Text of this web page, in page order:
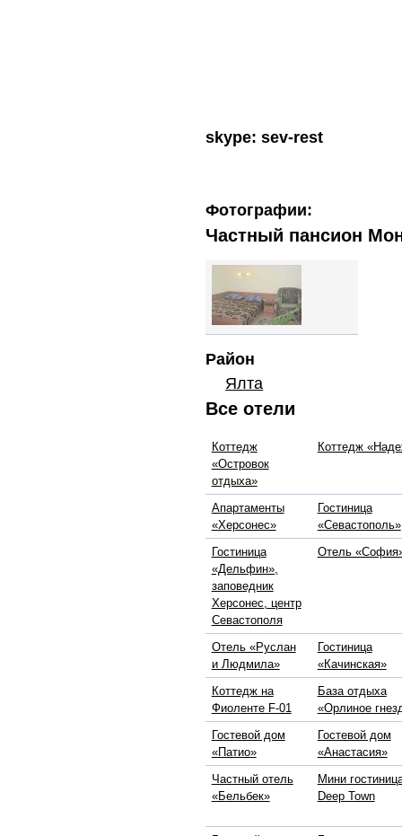
skype: sev-rest
Фотографии:
Частный пансион
Район
Ялта
Все отели
Коттедж
«Островок
отдыха»
Коттедж
Апартаменты
«Херсонес»
Гостиница
«Севастополь»
Гостиница
«Дельфин»,
заповедник
Херсонес, центр
Севастополя
Отель
Отель «Руслан
и Людмила»
Гостиница
«Качинская»
Коттедж на
Фиоленте F-01
База отдыха
«Орлиное
Гостевой дом
«Патио»
Гостевой дом
«Анастасия»
Частный отель
«Бельбек»
Мини
Deep Town